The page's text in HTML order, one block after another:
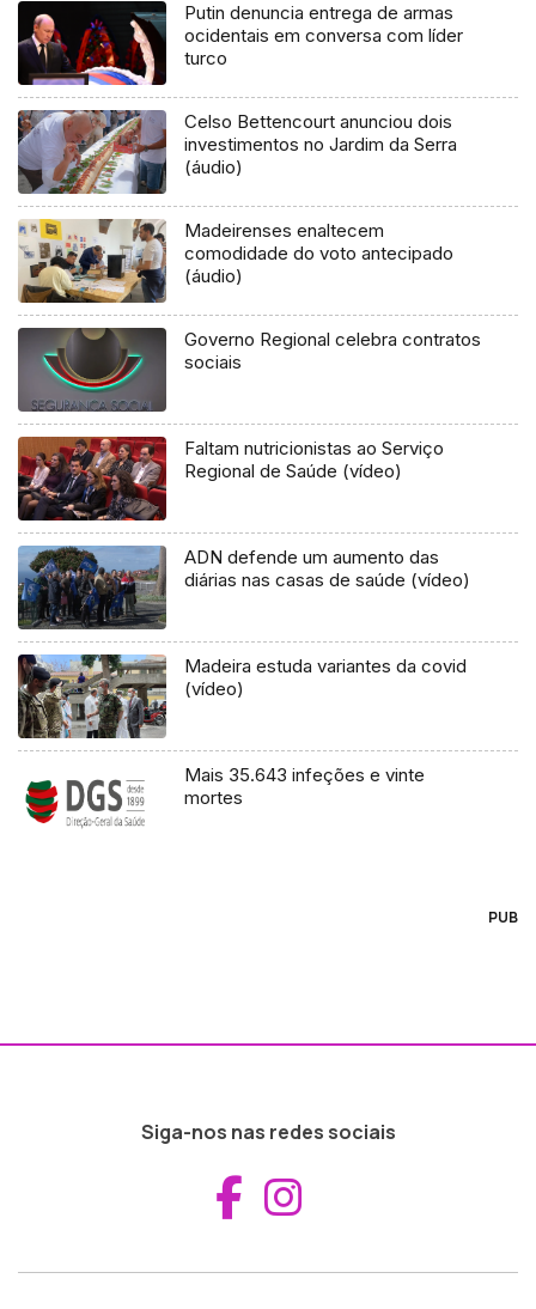
Putin denuncia entrega de armas
ocidentais em conversa com líder
turco
Celso Bettencourt anunciou dois
investimentos no Jardim da Serra
(áudio)
Madeirenses enaltecem
comodidade do voto antecipado
(áudio)
Governo Regional celebra contratos
sociais
Faltam nutricionistas ao Serviço
Regional de Saúde (vídeo)
ADN defende um aumento das
diárias nas casas de saúde (vídeo)
Madeira estuda variantes da covid
(vídeo)
Mais 35.643 infeções e vinte
mortes
PUB
Siga-nos nas redes sociais
Aceder ao